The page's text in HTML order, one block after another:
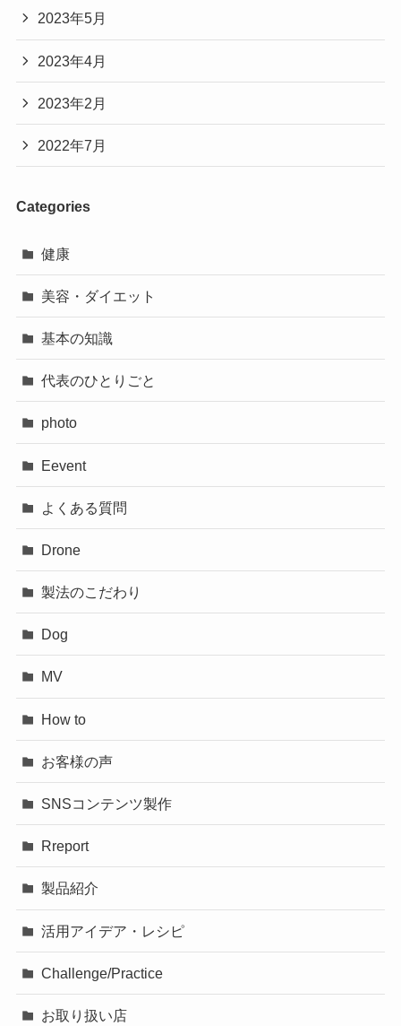
2023年5月
2023年4月
2023年2月
2022年7月
Categories
健康
美容・ダイエット
基本の知識
代表のひとりごと
photo
Eevent
よくある質問
Drone
製法のこだわり
Dog
MV
How to
お客様の声
SNSコンテンツ製作
Rreport
製品紹介
活用アイデア・レシピ
Challenge/Practice
お取り扱い店